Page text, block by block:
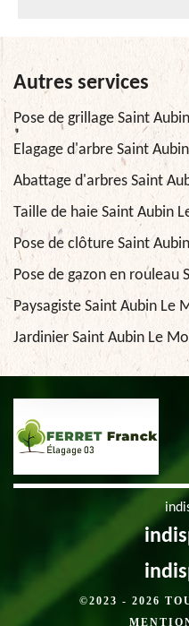
Autres services
Pose de grillage Saint
Elagage d'arbre Saint
Abattage d'arbres Saint
Taille de haie Saint Aubin
Pose de clôture Saint
Pose de gazon en rouleau
Paysagiste Saint Aubin Le
Jardinier Saint Aubin Le
©2023 - 2026